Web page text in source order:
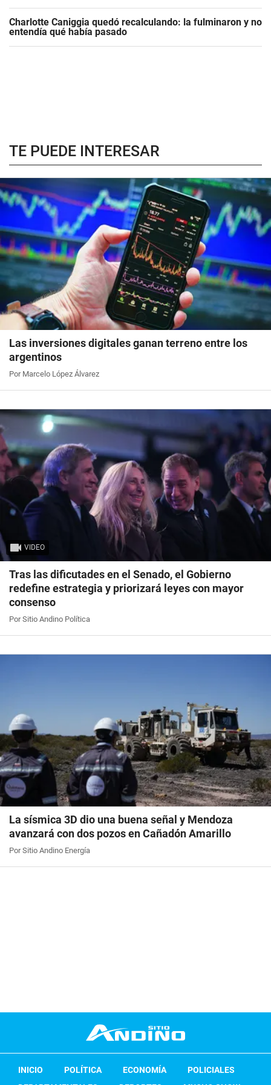
Charlotte Caniggia quedó recalculando: la fulminaron y no
entendía qué había pasado
TE PUEDE INTERESAR
Las inversiones digitales ganan terreno entre los
argentinos
Por Marcelo López Álvarez
VIDEO
Tras las dificutades en el Senado, el Gobierno
redefine estrategia y priorizará leyes con mayor
consenso
Por Sitio Andino Política
La sísmica 3D dio una buena señal y Mendoza
avanzará con dos pozos en Cañadón Amarillo
Por Sitio Andino Energía
INICIO POLÍTICA ECONOMÍA
POLICIALES